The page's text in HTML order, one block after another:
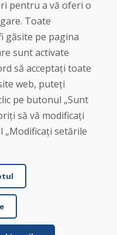
mărfuri
caracter personal
drepturile rezervate
pentru a vă oferi o
Toate
pe pagina
sunt activate
să acceptați toate
web, puteți
pe butonul „Sunt
să vă modificați
„Modificați setările